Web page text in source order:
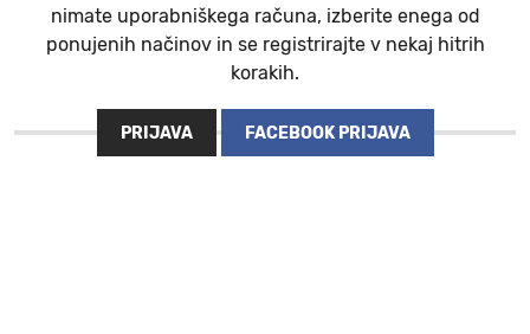
nimate uporabniškega računa, izberite enega od
ponujenih načinov in se registrirajte v nekaj hitrih
korakih.
PRIJAVA FACEBOOK PRIJAVA